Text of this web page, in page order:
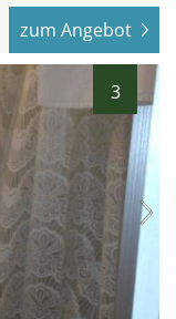
zum Angebot
3